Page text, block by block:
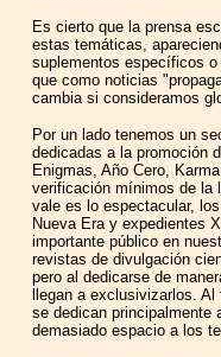
Es cierto que la prensa
estas temáticas,
suplementos específicos
que como noticias
cambia si consideramos
Por un lado tenemos un
dedicadas a la promoción
Enigmas, Año Cero,
verificación mínimos de la
vale es lo espectacular,
Nueva Era y expedientes
importante público en
revistas de divulgación
pero al dedicarse de
llegan a exclusivizarlos.
se dedican principalmente
demasiado espacio a los